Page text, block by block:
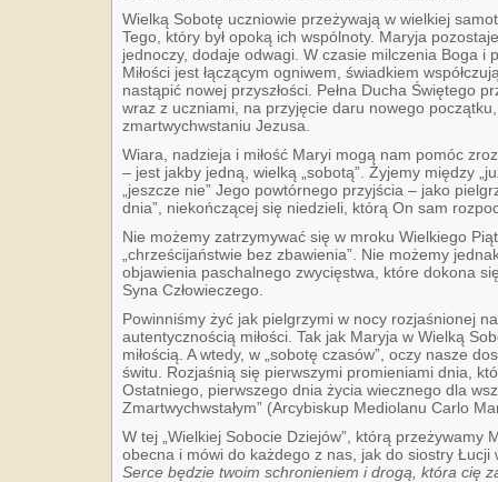
Wielką Sobotę uczniowie przeżywają w wielkiej
Tego, który był opoką ich wspólnoty. Maryja
jednoczy, dodaje odwagi. W czasie milczenia Boga i
Miłości jest łączącym ogniwem, świadkiem
nastąpić nowej przyszłości. Pełna Ducha Świętego
wraz z uczniami, na przyjęcie daru nowego
zmartwychwstaniu Jezusa.
Wiara, nadzieja i miłość Maryi mogą nam pomóc
– jest jakby jedną, wielką „sobotą”. Żyjemy między
„jeszcze nie” Jego powtórnego przyjścia – jako
dnia”, niekończącej się niedzieli, którą On sam
Nie możemy zatrzymywać się w mroku Wielkiego
„chrześcijaństwie bez zbawienia”. Nie możemy
objawienia paschalnego zwycięstwa, które dokona
Syna Człowieczego.
Powinniśmy żyć jak pielgrzymi w nocy rozjaśnionej
autentycznością miłości. Tak jak Maryja w Wielką
miłością. A wtedy, w „sobotę czasów”, oczy nasze
świtu. Rozjaśnią się pierwszymi promieniami dnia,
Ostatniego, pierwszego dnia życia wiecznego dla
Zmartwychwstałym” (Arcybiskup Mediolanu Carlo
W tej „Wielkiej Sobocie Dziejów”, którą przeżywamy
obecna i mówi do każdego z nas, jak do siostry
Serce będzie twoim schronieniem i drogą, która cię